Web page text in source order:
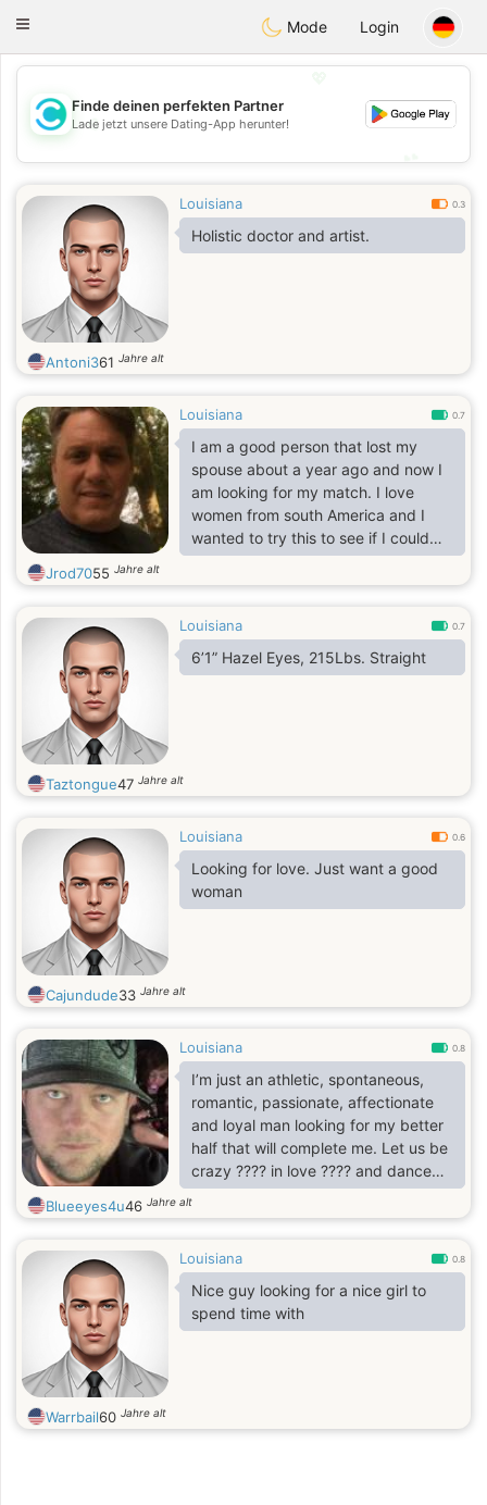
olombiaCitas
Toggle
Mode Login
💖
💕
Finde deinen perfekten Partner
Lade jetzt unsere Dating-App herunter!
Louisiana 0.3
Holistic doctor and artist.
Antoni361 Jahre alt
Louisiana 0.7
I am a good person that lost my
spouse about a year ago and now I
am looking for my match. I love
women from south America and I
wanted to try this to see if I could
make a connection.
Jrod7055 Jahre alt
Louisiana 0.7
6’1” Hazel Eyes, 215Lbs. Straight
Taztongue47 Jahre alt
Louisiana 0.6
Looking for love. Just want a good
woman
Cajundude33 Jahre alt
Louisiana 0.8
I’m just an athletic, spontaneous,
romantic, passionate, affectionate
and loyal man looking for my better
half that will complete me. Let us be
crazy ???? in love ???? and dance
under the moon and stars!!
Blueeyes4u46 Jahre alt
Louisiana 0.8
Nice guy looking for a nice girl to
spend time with
Warrbail60 Jahre alt